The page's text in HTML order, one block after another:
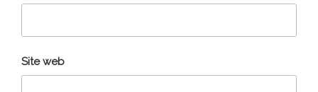
Site web